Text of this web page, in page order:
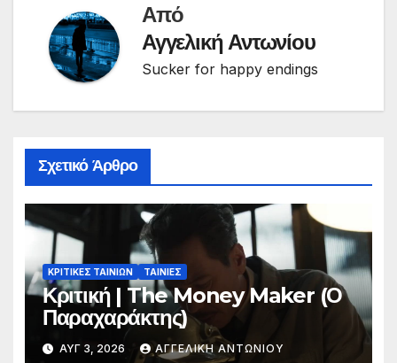
Από
Αγγελική Αντωνίου
Sucker for happy endings
Σχετικό Άρθρο
ΚΡΙΤΙΚΕΣ ΤΑΙΝΙΩΝ ΤΑΙΝΙΕΣ
Κριτική | The Money Maker (Ο
Παραχαράκτης)
ΑΥΓ 3, 2026 ΑΓΓΕΛΙΚΉ ΑΝΤΩΝΊΟΥ